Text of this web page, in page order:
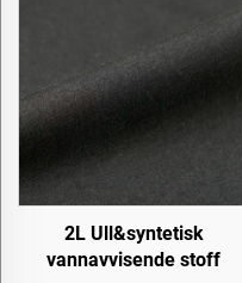
2L Ull&syntetisk
vannavvisende stoff